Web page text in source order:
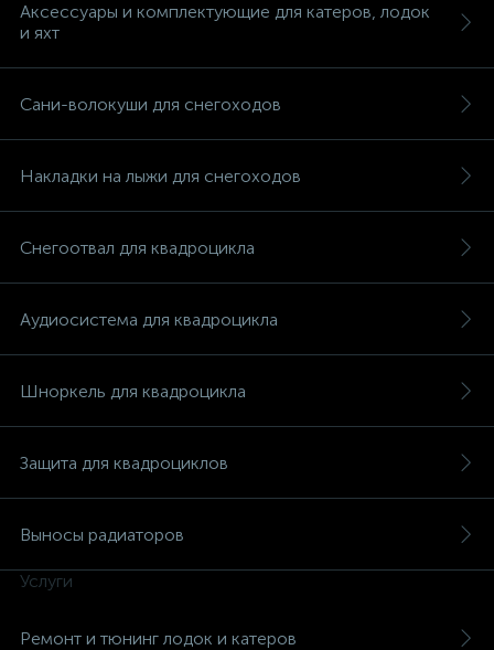
Аксессуары и комплектующие для катеров, лодок
и яхт
Сани-волокуши для снегоходов
Накладки на лыжи для снегоходов
Снегоотвал для квадроцикла
Аудиосистема для квадроцикла
Шноркель для квадроцикла
Защита для квадроциклов
Выносы радиаторов
Услуги
Ремонт и тюнинг лодок и катеров